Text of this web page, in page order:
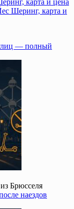
карта и цена
Шеринг, карта и
— полный
Брюсселя
наездов